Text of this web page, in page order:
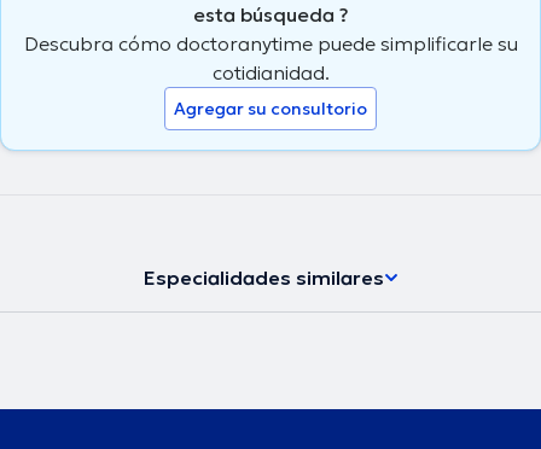
esta búsqueda ?
Descubra cómo doctoranytime puede simplificarle su
cotidianidad.
Agregar su consultorio
Especialidades similares